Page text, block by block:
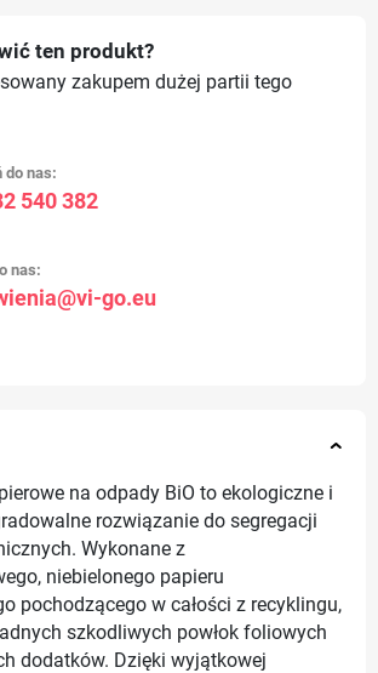
ten produkt?
zakupem dużej partii tego
do nas:
540 382
nas:
go.eu
na odpady BiO to ekologiczne i
rozwiązanie do segregacji
Wykonane z
niebielonego papieru
pochodzącego w całości z recyklingu,
szkodliwych powłok foliowych
dodatków. Dzięki wyjątkowej